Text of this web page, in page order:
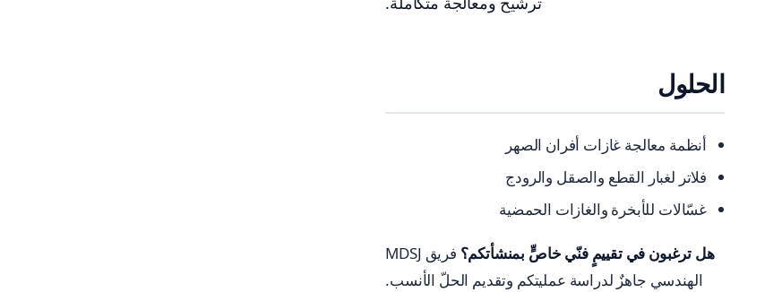
الحلول
أنظمة معالجة غازات أفران الصهر
فلاتر لغبار القطع والصقل والرودج
غسّالات للأبخرة والغازات الحمضية
هل ترغبون في تقييمٍ فنّي خاصٍّ بمنشأتكم؟
فريق MDSJ
الهندسي جاهزٌ لدراسة عمليتكم وتقديم الحلّ الأنسب.